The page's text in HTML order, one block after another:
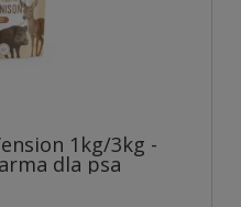
1kg/3kg -
dla psa